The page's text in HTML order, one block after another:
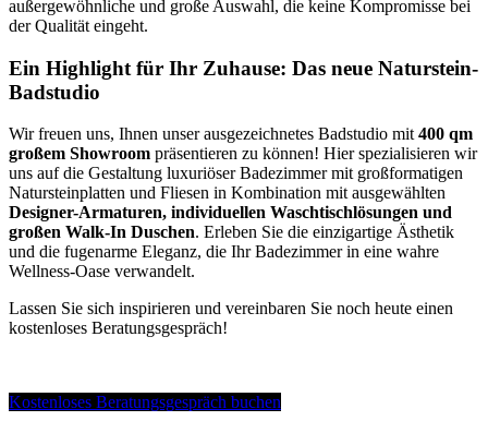
außergewöhnliche und große Auswahl, die keine Kompromisse bei
der Qualität eingeht.
Ein Highlight für Ihr Zuhause: Das neue Naturstein-
Badstudio
Wir freuen uns, Ihnen unser ausgezeichnetes Badstudio mit 400 qm
großem Showroom präsentieren zu können! Hier spezialisieren wir
uns auf die Gestaltung luxuriöser Badezimmer mit großformatigen
Natursteinplatten und Fliesen in Kombination mit ausgewählten
Designer-Armaturen, individuellen Waschtischlösungen und
großen Walk-In Duschen. Erleben Sie die einzigartige Ästhetik
und die fugenarme Eleganz, die Ihr Badezimmer in eine wahre
Wellness-Oase verwandelt.
Lassen Sie sich inspirieren und vereinbaren Sie noch heute einen
kostenloses Beratungsgespräch!
Kostenloses Beratungsgespräch buchen